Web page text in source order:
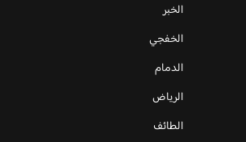
الخبر
الخفجي
الدمام
الرياض
الطائف